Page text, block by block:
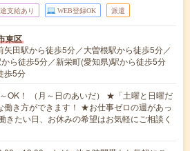
支給あり WEB登録OK 派遣
東区
矢田駅から徒歩5分／大曽根駅から徒歩5分／
ら徒歩5分／新栄町(愛知県)駅から徒歩5分
歩5分
OK！ （月～日のあいだ） ★「土曜と日曜だ
働き方ができます！ ★お仕事ゼロの週があっ
きたい日、お休みの希望はお気軽にご相談く